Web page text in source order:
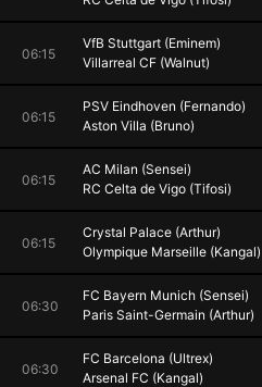
06:15
VfB Stuttgart (Eminem)
Villarreal CF (Walnut)
06:15
PSV Eindhoven (Fernando)
Aston Villa (Bruno)
06:15
AC Milan (Sensei)
RC Celta de Vigo (Tifosi)
06:15
Crystal Palace (Arthur)
Olympique Marseille (Kangal)
06:30
FC Bayern Munich (Sensei)
Paris Saint-Germain (Arthur)
06:30
FC Barcelona (Ultrex)
Arsenal FC (Kangal)